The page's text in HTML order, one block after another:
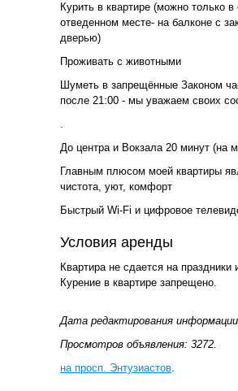
Курить в квартире (можно только в
отведенном месте- на балконе с
дверью)
Проживать с животными
Шуметь в запрещённые Законом
после 21:00 - мы уважаем своих
.
До центра и Вокзала 20 минут (на
Главным плюсом моей квартиры
чистота, уют, комфорт
Быстрый Wi-Fi и цифровое
Условия аренды
Квартира не сдается на праздники
Курение в квартире запрещено.
Дата редактирования
Просмотров объявления: 3272.
на просп. Энтузиастов.